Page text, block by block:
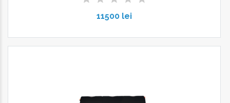
11500 lei